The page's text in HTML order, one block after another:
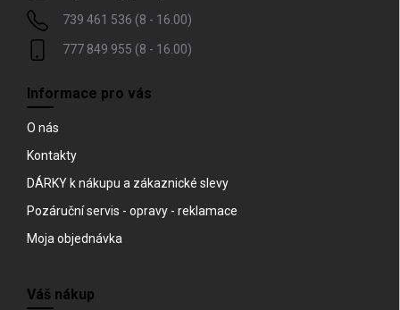
739 461 536 (8 - 16.00)
777 849 955 (8 - 16.00)
Informace pro vás
O nás
Kontakty
DÁRKY k nákupu a zákaznické slevy
Pozáruční servis - opravy - reklamace
Moja objednávka
Váš nákup